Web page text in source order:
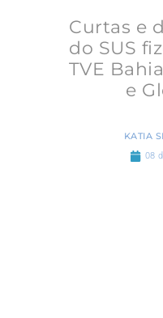
Curtas e
do SUS
TVE
e
KATIA
08